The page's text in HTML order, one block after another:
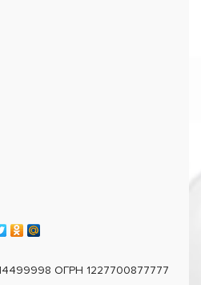
ОГРН 1227700877777